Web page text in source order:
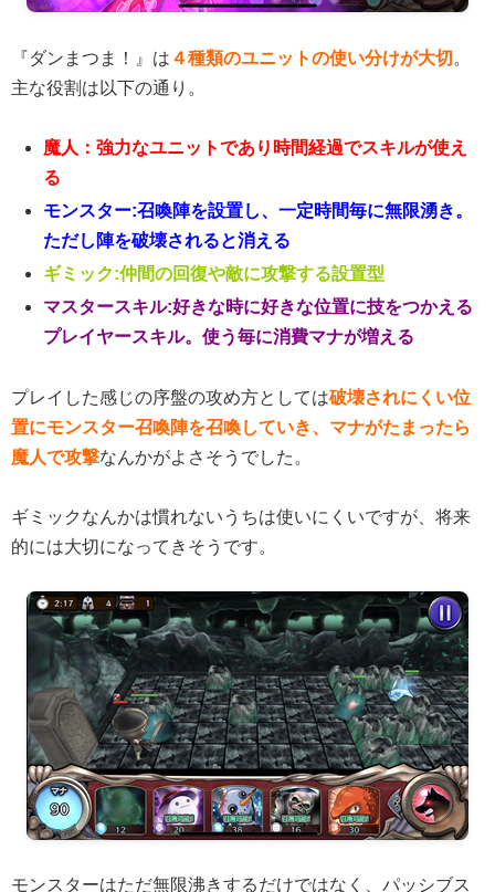
『ダンまつま！』は ４種類のユニットの使い分けが大切 。
主な役割は以下の通り。
魔人：強力なユニットであり時間経過でスキルが使え
る
モンスター:召喚陣を設置し、一定時間毎に無限湧き。
ただし陣を破壊されると消える
ギミック:仲間の回復や敵に攻撃する設置型
マスタースキル:好きな時に好きな位置に技をつかえる
プレイヤースキル。使う毎に消費マナが増える
プレイした感じの序盤の攻め方としては破壊されにくい位
置にモンスター召喚陣を召喚していき、マナがたまったら
魔人で攻撃なんかがよさそうでした。
ギミックなんかは慣れないうちは使いにくいですが、将来
的には大切になってきそうです。
モンスターはただ無限沸きするだけではなく、パッシブス